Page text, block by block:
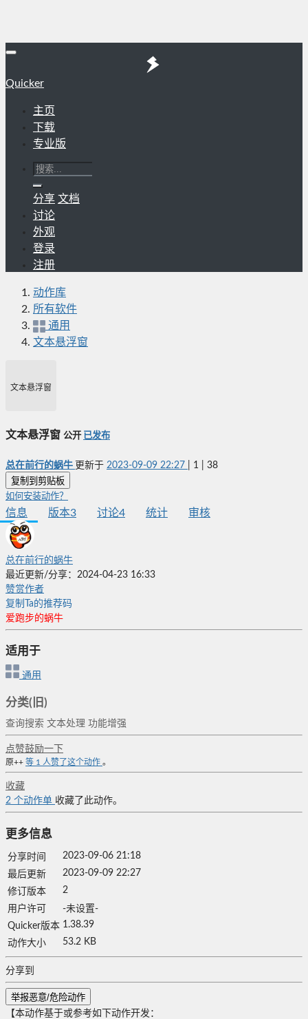
Quicker
主页
下载
专业版
分享 文档
讨论
外观
登录
注册
动作库
所有软件
通用
文本悬浮窗
文本悬浮窗
文本悬浮窗 公开 已发布
总在前行的蜗牛 更新于 2023-09-09 22:27 1 38
复制到剪贴板
如何安装动作？
信息 版本3 讨论4 统计 审核
总在前行的蜗牛
最近更新/分享：2024-04-23 16:33
赞赏作者
复制Ta的推荐码
爱跑步的蜗牛
适用于
通用
分类(旧)
查询搜索 文本处理 功能增强
点赞鼓励一下
原++ 等 1 人赞了这个动作 。
收藏
2 个动作单 收藏了此动作。
更多信息
分享时间
2023-09-06 21:18
最后更新
2023-09-09 22:27
修订版本
2
用户许可
-未设置-
Quicker版本 1.38.39
动作大小
53.2 KB
分享到
举报恶意/危险动作
【本动作基于或参考如下动作开发：